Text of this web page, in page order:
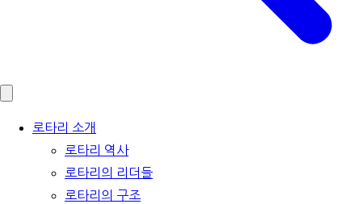
로타리 소개
로타리 역사
로타리의 리더들
로타리의 구조